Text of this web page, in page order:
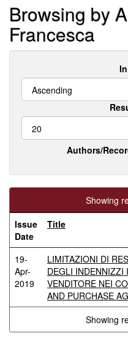
Browsing by
Francesca
Authors/
Showing
Issue
Date
Title
19-
Apr-
2019
LIMITAZIONI DI
DEGLI INDENNIZZI
VENDITORE NEI
AND PURCHASE
Showing